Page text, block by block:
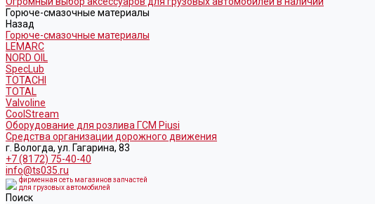
Горюче-смазочные материалы
Назад
Горюче-смазочные материалы
LEMARC
NORD OIL
SpecLub
TOTACHI
TOTAL
Valvoline
CoolStream
Оборудование для розлива ГСМ Piusi
Средства организации дорожного движения
г. Вологда, ул. Гагарина, 83
+7 (8172) 75-40-40
info@ts035.ru
фирменная сеть магазинов запчастей
для грузовых автомобилей
Поиск